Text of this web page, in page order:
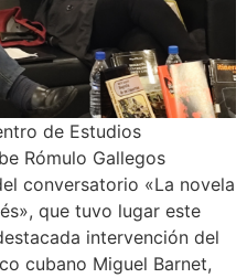
de Estudios
Rómulo Gallegos
conversatorio «La novela
que tuvo lugar este
intervención del
cubano Miguel Barnet,